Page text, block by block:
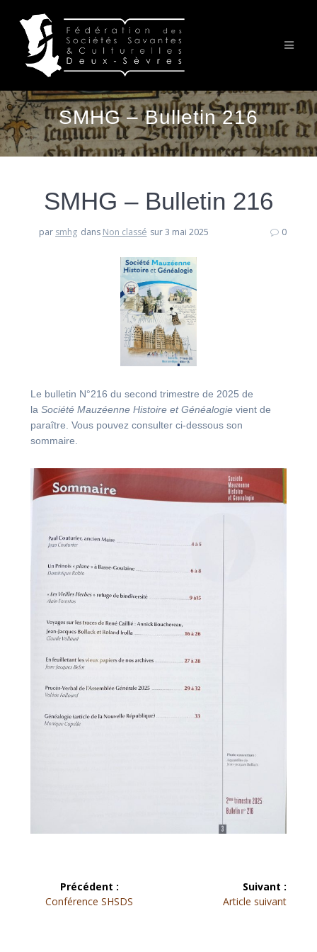
au
contenu
SMHG – Bulletin 216
SMHG – Bulletin 216
par smhg dans Non classé sur 3 mai 2025 0
Le bulletin N°216 du second trimestre de 2025 de
la Société Mauzéenne Histoire et Généalogie vient de
paraître. Vous pouvez consulter ci-dessous son
sommaire.
Navigation
Précédent :
Article
Conférence SHSDS
Suivant :
Article
Article suivant